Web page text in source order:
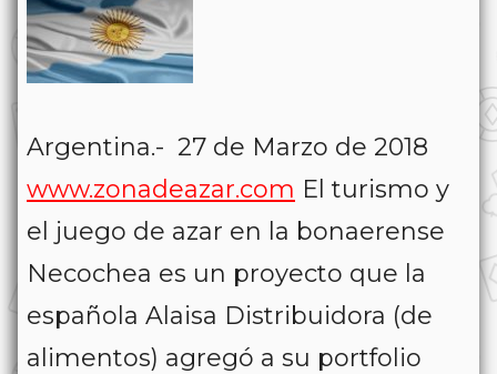
Argentina.- 27 de Marzo de 2018
www.zonadeazar.com El turismo y
el juego de azar en la bonaerense
Necochea es un proyecto que la
española Alaisa Distribuidora (de
alimentos) agregó a su portfolio